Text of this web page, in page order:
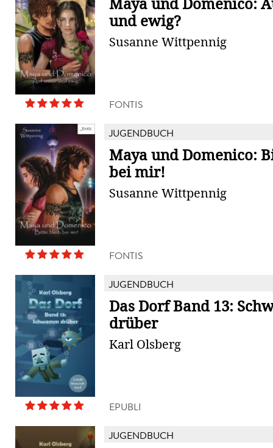
Maya und Domenico:
und ewig?
Susanne Wittpennig
FONTIS
JUGENDBUCH
Maya und Domenico:
bei mir!
Susanne Wittpennig
FONTIS
JUGENDBUCH
Das Dorf Band 13:
drüber
Karl Olsberg
EPUBLI
JUGENDBUCH